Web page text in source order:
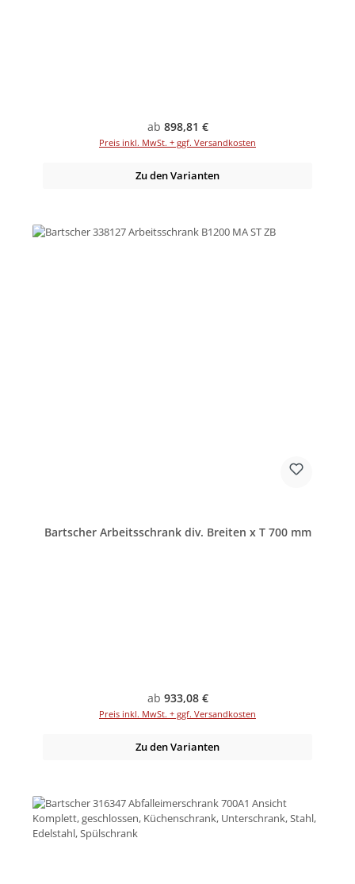
Regulärer Preis:
ab 898,81 €
Preis inkl. MwSt. + ggf. Versandkosten
Zu den Varianten
Bartscher Arbeitsschrank div. Breiten x T 700 mm
Regulärer Preis:
ab 933,08 €
Preis inkl. MwSt. + ggf. Versandkosten
Zu den Varianten